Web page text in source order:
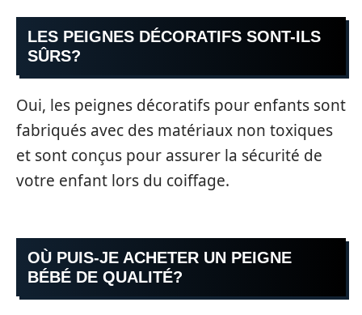
LES PEIGNES DÉCORATIFS SONT-ILS
SÛRS?
Oui, les peignes décoratifs pour enfants sont
fabriqués avec des matériaux non toxiques
et sont conçus pour assurer la sécurité de
votre enfant lors du coiffage.
OÙ PUIS-JE ACHETER UN PEIGNE
BÉBÉ DE QUALITÉ?